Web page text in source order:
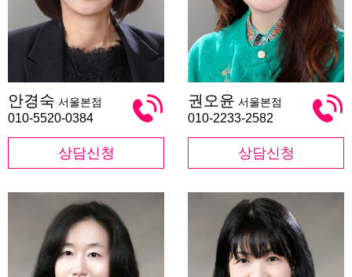
경
숙
안경숙 서울본점
010-5520-0384
상담신청
오
윤
권오윤 서울본점
010-2233-2582
상담신청